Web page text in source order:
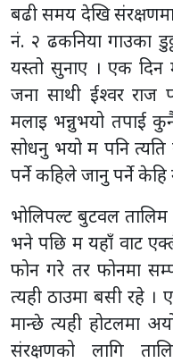
बढी समय देखि
नं. २ ढकनिया गाउका
यस्तो सुनाए । एक
जना साथी ईश्वर राज
मलाइ भन्नुभयो तपाई
सोधनु भयो म पनि
पर्ने कहिले जानु पर्ने केहि
भोलिपल्ट बुटवल
भने पछि म यहाँ वाट
फोन गरे तर फोनमा
त्यही ठाउमा बसी रहे
मान्छे त्यही होटलमा
संरक्षणको लागि